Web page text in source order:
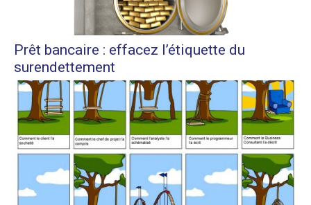
Prêt bancaire : effacez l’étiquette du
surendettement